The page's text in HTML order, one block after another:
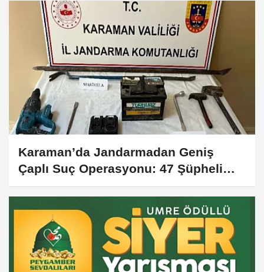
Karaman’da Jandarmadan Geniş
Çaplı Suç Operasyonu: 47 Şüpheli
Yakalandı, 8’i Tutuklandı